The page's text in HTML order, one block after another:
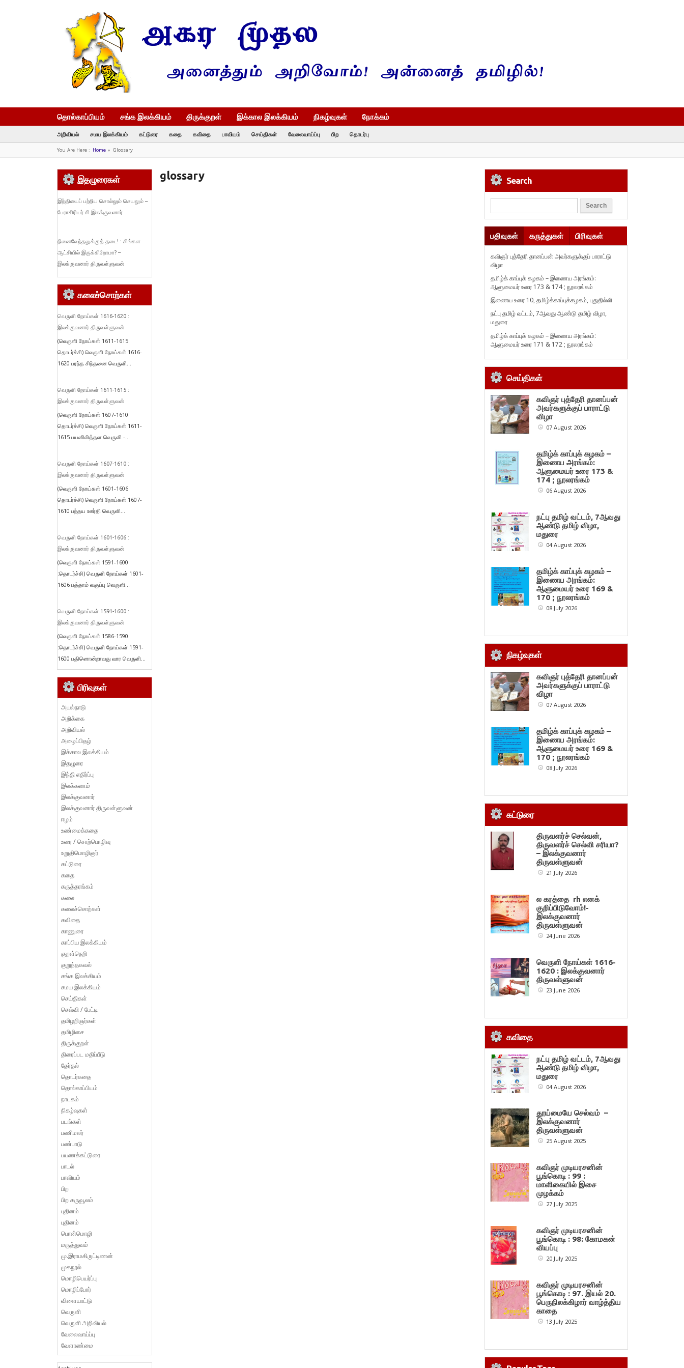
தொல்காப்பியம் சங்க இலக்கியம் திருக்குறள் இக்கால இலக்கியம் நிகழ்வுகள் நோக்கம்
அறிவியல் சமய இலக்கியம் கட்டுரை கதை கவிதை பாவியம் செய்திகள் வேலைவாய்ப்பு பிற தொடர்பு
You Are Here : Home» Glossary
glossary
இதழுரைகள்
இந்தியைப் பற்றிய சொல்லும் செயலும் –
பேராசிரியர் சி.இலக்குவனார்
நினைவேந்தலுக்குத் தடை! : சிங்கள
ஆட்சியில் இருக்கிறோமா? –
இலக்குவனார் திருவள்ளுவன்
கலைச்சொற்கள்
வெருளி நோய்கள் 1616-1620 :
இலக்குவனார் திருவள்ளுவன்
(வெருளி நோய்கள் 1611-1615
தொடர்ச்சி) வெருளி நோய்கள் 1616-
1620 பரந்த சிந்தனை வெருளி...
வெருளி நோய்கள் 1611-1615 :
இலக்குவனார் திருவள்ளுவன்
(வெருளி நோய்கள் 1607-1610
தொடர்ச்சி) வெருளி நோய்கள் 1611-
1615 பயனிலித்தள வெருளி -...
வெருளி நோய்கள் 1607-1610 :
இலக்குவனார் திருவள்ளுவன்
(வெருளி நோய்கள் 1601-1606
தொடர்ச்சி) வெருளி நோய்கள் 1607-
1610 பந்தய ஊர்தி வெருளி...
வெருளி நோய்கள் 1601-1606 :
இலக்குவனார் திருவள்ளுவன்
(வெருளி நோய்கள் 1591-1600
:தொடர்ச்சி) வெருளி நோய்கள் 1601-
1606 பத்தாம் வகுப்பு வெருளி...
வெருளி நோய்கள் 1591-1600 :
இலக்குவனார் திருவள்ளுவன்
(வெருளி நோய்கள் 1586-1590
:தொடர்ச்சி) வெருளி நோய்கள் 1591-
1600 பதினொன்றாவது வார வெருளி...
பிரிவுகள்
அயல்நாடு
அறிக்கை
அறிவியல்
அழைப்பிதழ்
இக்கால இலக்கியம்
இதழுரை
இந்தி எதிர்ப்பு
இலக்கணம்
இலக்குவனார்
இலக்குவனார் திருவள்ளுவன்
ஈழம்
உண்மைக்கதை
உரை / சொற்பொழிவு
உறுதிமொழிஞர்
கட்டுரை
கதை
கருத்தரங்கம்
கலை
கலைச்சொற்கள்
கவிதை
காணுரை
காப்பிய இலக்கியம்
குறள்நெறி
குறுந்தகவல்
சங்க இலக்கியம்
சமய இலக்கியம்
செய்திகள்
செவ்வி / பேட்டி
தமிழறிஞர்கள்
தமிழிசை
திருக்குறள்
திரைப்பட மதிப்பீடு
தேர்தல்
தொடர்கதை
தொல்காப்பியம்
நாடகம்
நிகழ்வுகள்
படங்கள்
பணிமலர்
பண்பாடு
பயணக்கட்டுரை
பாடல்
பாவியம்
பிற
பிற கருவூலம்
புதினம்
புதினம்
பொன்மொழி
மருத்துவம்
மு.இராமகிருட்டிணன்
முகநூல்
மொழிபெயர்ப்பு
மொழிப்போர்
விளையாட்டு
வெருளி
வெருளி அறிவியல்
வேலைவாய்ப்பு
வேளாண்மை
Search
பதிவுகள் கருத்துகள் பிரிவுகள்
கவிஞர் புத்தேரி தானப்பன் அவர்களுக்குப் பாராட்டு
விழா
தமிழ்க் காப்புக் கழகம் – இணைய அரங்கம்:
ஆளுமையர் உரை 173 & 174 ; நூலரங்கம்
இணைய உரை 10, தமிழ்க்காப்புக்கழகம், புதுதில்லி
நட்பு தமிழ் வட்டம், 7ஆவது ஆண்டு தமிழ் விழா,
மதுரை
தமிழ்க் காப்புக் கழகம் – இணைய அரங்கம்:
ஆளுமையர் உரை 171 & 172 ; நூலரங்கம்
செய்திகள்
கவிஞர் புத்தேரி தானப்பன்
அவர்களுக்குப் பாராட்டு
விழா
07 August 2026
தமிழ்க் காப்புக் கழகம் –
இணைய அரங்கம்:
ஆளுமையர் உரை 173 &
174 ; நூலரங்கம்
06 August 2026
நட்பு தமிழ் வட்டம், 7ஆவது
ஆண்டு தமிழ் விழா,
மதுரை
04 August 2026
தமிழ்க் காப்புக் கழகம் –
இணைய அரங்கம்:
ஆளுமையர் உரை 169 &
170 ; நூலரங்கம்
08 July 2026
நிகழ்வுகள்
கவிஞர் புத்தேரி தானப்பன்
அவர்களுக்குப் பாராட்டு
விழா
07 August 2026
தமிழ்க் காப்புக் கழகம் –
இணைய அரங்கம்:
ஆளுமையர் உரை 169 &
170 ; நூலரங்கம்
08 July 2026
கட்டுரை
திருவளர்ச் செல்வன்,
திருவளர்ச் செல்வி சரியா?
– இலக்குவனார்
திருவள்ளுவன்
21 July 2026
ல கரத்தை rh எனக்
குறிப்பிடுவோம்!-
இலக்குவனார்
திருவள்ளுவன்
24 June 2026
வெருளி நோய்கள் 1616-
1620 : இலக்குவனார்
திருவள்ளுவன்
23 June 2026
கவிதை
நட்பு தமிழ் வட்டம், 7ஆவது
ஆண்டு தமிழ் விழா,
மதுரை
04 August 2026
தூய்மையே செல்வம் –
இலக்குவனார்
திருவள்ளுவன்
25 August 2025
கவிஞர் முடியரசனின்
பூங்கொடி : 99 :
மாளிகையில் இசை
முழக்கம்
27 July 2025
கவிஞர் முடியரசனின்
பூங்கொடி : 98: கோமகன்
வியப்பு
20 July 2025
கவிஞர் முடியரசனின்
பூங்கொடி : 97. இயல் 20.
பெருநிலக்கிழார் வாழ்த்திய
காதை
13 July 2025